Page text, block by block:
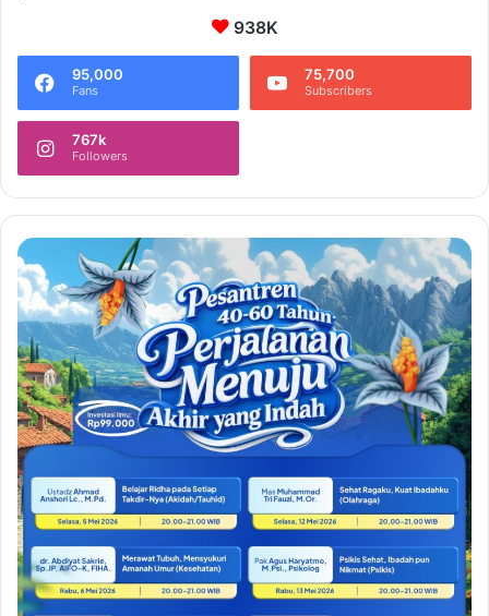
938K
95,000
Fans
75,700
Subscribers
767k
Followers